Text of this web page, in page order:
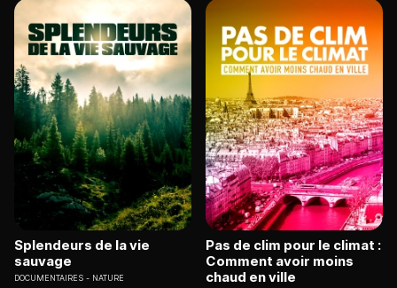
Splendeurs de la vie
sauvage
DOCUMENTAIRES NATURE
Pas de clim pour le climat :
Comment avoir moins
chaud en ville